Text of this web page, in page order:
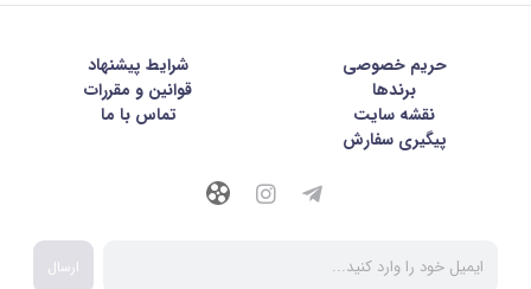
حریم خصوصی
شرايط پيشنهاد
برندها
قوانین و مقررات
نقشه سایت
تماس با ما
پیگیری سفارش
ارسال